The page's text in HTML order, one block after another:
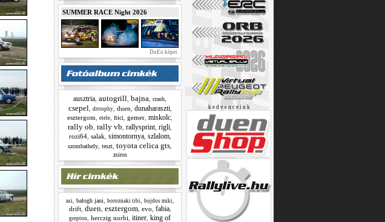
SUMMER RACE Night 2026
DuEn képei
ausztria autogrill bajna crash
csepel drtrophy, duen dunaharaszti,
esztergom
etele frici gemer miskolc
rally ob rally vb rallysprint rigli
rozi64, salak simontornya, szlalom,
szombathely teszt toyota celica gts
zsiros
asi balogh jani boroznaki tibi bujdos miki
drift, duen esztergom, evo fabia,
grepton herczig norbi itiner king of
k e d v e n c e i n k